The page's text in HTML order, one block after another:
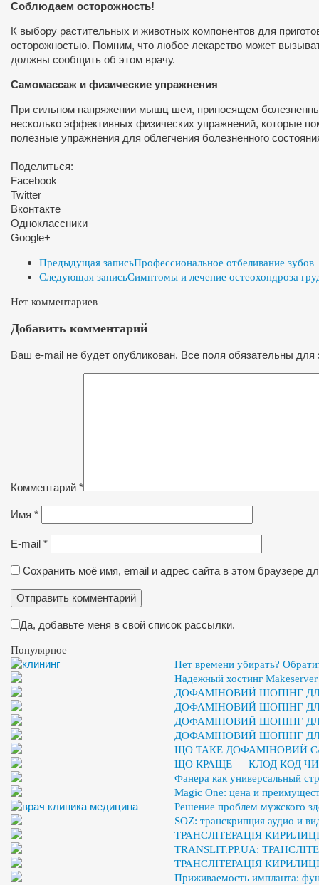
Соблюдаем осторожность!
К выбору растительных и животных компонентов для
осторожностью. Помним, что любое лекарство может
должны сообщить об этом врачу.
Самомассаж и физические упражнения
При сильном напряжении мышц шеи, приносящем
несколько эффективных физических упражнений, которые
полезные упражнения для облегчения болезненного
Поделиться:
Facebook
Twitter
Вконтакте
Одноклассники
Google+
Предыдущая записьПрофессиональное отбеливание зубов
Следующая записьСимптомы и лечение остеохондроза
Нет комментариев
Добавить комментарий
Ваш e-mail не будет опубликован. Все поля обязательны для
Комментарий *
Имя *
E-mail *
Сохранить моё имя, email и адрес сайта в этом браузере
Да, добавьте меня в свой список рассылки.
Популярное
Нет времени убирать?
Надежный хостинг
ДОФАМІНОВИЙ ШОПІНГ
ДОФАМІНОВИЙ ШОПІНГ
ДОФАМІНОВИЙ ШОПІНГ
ДОФАМІНОВИЙ ШОПІНГ
ЩО ТАКЕ ДОФАМІНОВИЙ
ЩО КРАЩЕ — КЛОД КОД
Фанера как универсальный
Magic One: цена и
Решение проблем мужского
SOZ: транскрипция аудио и
ТРАНСЛІТЕРАЦІЯ
TRANSLIT.PP.UA:
ТРАНСЛІТЕРАЦІЯ
Приживаемость импланта: